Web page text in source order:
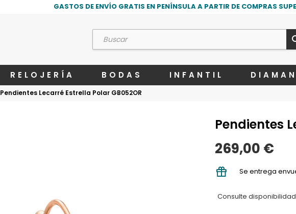
GASTOS DE ENVÍO GRATIS EN PENÍNSULA A PARTIR DE COMPRAS
RELOJERÍA BODAS INFANTIL
Pendientes Lecarré Estrella Polar GB052OR
Pendientes
269,00 €
Se entrega
Consulte